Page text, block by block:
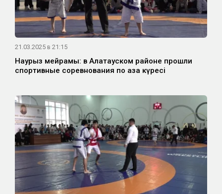
21.03.2025 в 21:15
Наурыз мейрамы: в Алатауском районе прошли
спортивные соревнования по қазақ күресі